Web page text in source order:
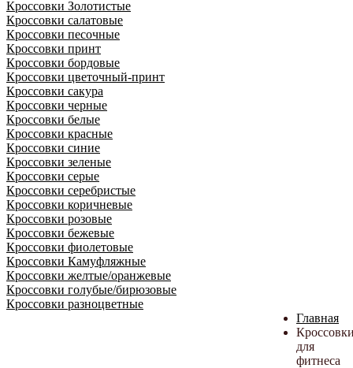
Кроссовки Золотистые
Кроссовки салатовые
Кроссовки песочные
Кроссовки принт
Кроссовки бордовые
Кроссовки цветочный-принт
Кроссовки сакура
Кроссовки черные
Кроссовки белые
Кроссовки красные
Кроссовки синие
Кроссовки зеленые
Кроссовки серые
Кроссовки серебристые
Кроссовки коричневые
Кроссовки розовые
Кроссовки бежевые
Кроссовки фиолетовые
Кроссовки Камуфляжные
Кроссовки желтые/оранжевые
Кроссовки голубые/бирюзовые
Кроссовки разноцветные
Главная
для
фитнеса